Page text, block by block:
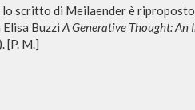
scritto di Meilaender è riproposto,
Buzzi A Generative Thought:
[P. M.]
Ricerca avanzata »
Il PerCorso
Contatti